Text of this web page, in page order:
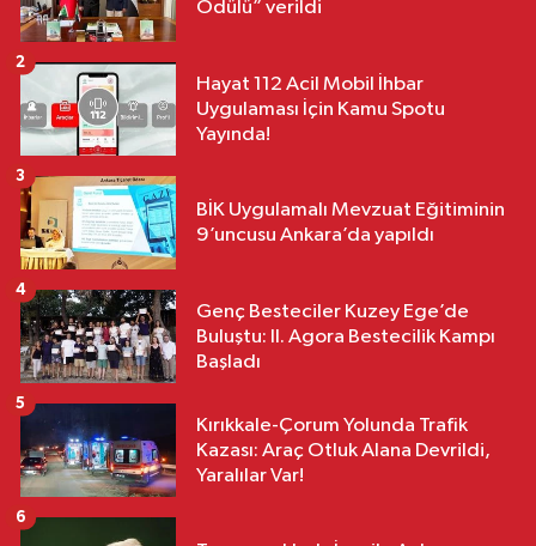
Ödülü” verildi
Hayat 112 Acil Mobil İhbar
Uygulaması İçin Kamu Spotu
Yayında!
2
BİK Uygulamalı Mevzuat Eğitiminin
9’uncusu Ankara’da yapıldı
3
Genç Besteciler Kuzey Ege’de
Buluştu: II. Agora Bestecilik Kampı
Başladı
4
Kırıkkale-Çorum Yolunda Trafik
Kazası: Araç Otluk Alana Devrildi,
Yaralılar Var!
5
6